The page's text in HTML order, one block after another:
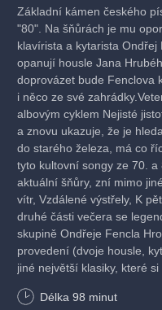
Základní kámen českého
"80". Na šňůrách je mu
klavírista a kytarista
opanují housle Jana
doprovázet bude Fenclova
i něco ze své
albovým cyklem Nejisté
a znovu ukazuje, že je
do starého železa, má co
tyto kultovní songy ze 70.
aktuální šňůry, zní mimo
vítr, Vzdálené výstřely, K
druhé části večera se
skupině Ondřeje Fencla
provedení (dvoje housle,
jiné největší klasiky, které
Hrubého magických smyků
Funebráci, Sladké je žít,
Délka 98 minut